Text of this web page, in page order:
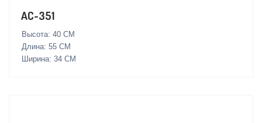
AC-351
Высота: 40 СМ
Длина: 55 СМ
Ширина: 34 СМ